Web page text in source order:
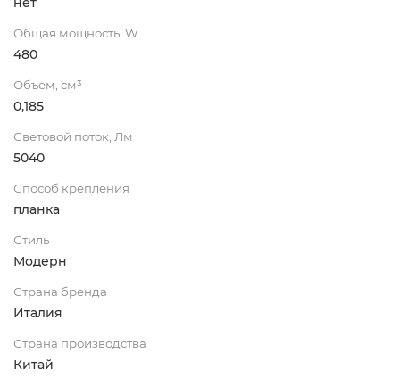
Общая мощность, W
480
Объем, см³
0,185
Световой поток, Лм
5040
Способ крепления
планка
Стиль
Модерн
Страна бренда
Италия
Страна производства
Китай